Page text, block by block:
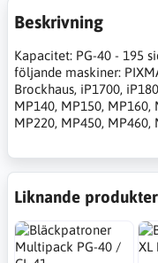
Beskrivning
Kapacitet: PG-40 - 195
följande maskiner:
Brockhaus, iP1700,
MP140, MP150, MP160,
MP220, MP450, MP460,
Liknande produkter